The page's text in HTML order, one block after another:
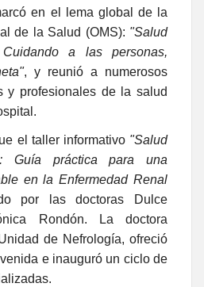
en el lema global de la
de la Salud (OMS): "Salud
a las personas,
, y reunió a numerosos
y profesionales de la salud
el taller informativo "Salud
Guía práctica para una
en la Enfermedad Renal
por las doctoras Dulce
Rondón. La doctora
de Nefrología, ofreció
e inauguró un ciclo de